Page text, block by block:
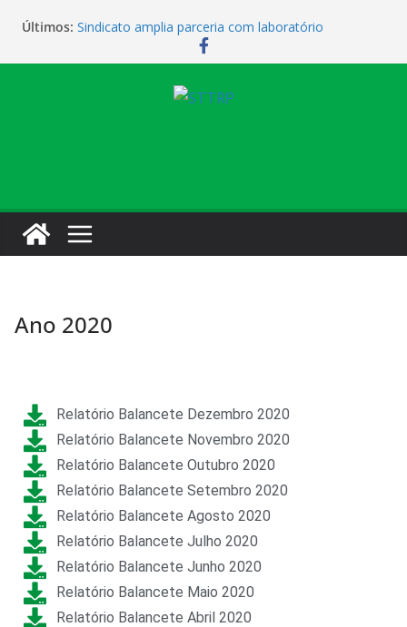
Últimos: Sindicato amplia parceria com laboratório
Sindicato homenageia a categoria pelo Dia do
Motorista
Sindicato realiza assembleia para orientar
cobradores sobre novas possibilidades de
Ano 2020
Relatório Balancete Dezembro 2020
Relatório Balancete Novembro 2020
Relatório Balancete Outubro 2020
Relatório Balancete Setembro 2020
Relatório Balancete Agosto 2020
Relatório Balancete Julho 2020
Relatório Balancete Junho 2020
Relatório Balancete Maio 2020
Relatório Balancete Abril 2020